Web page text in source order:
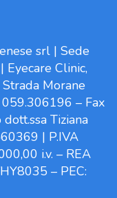
srl | Sede
Eyecare Clinic,
Morane
– Fax
Tiziana
| P.IVA
i.v. – REA
– PEC: